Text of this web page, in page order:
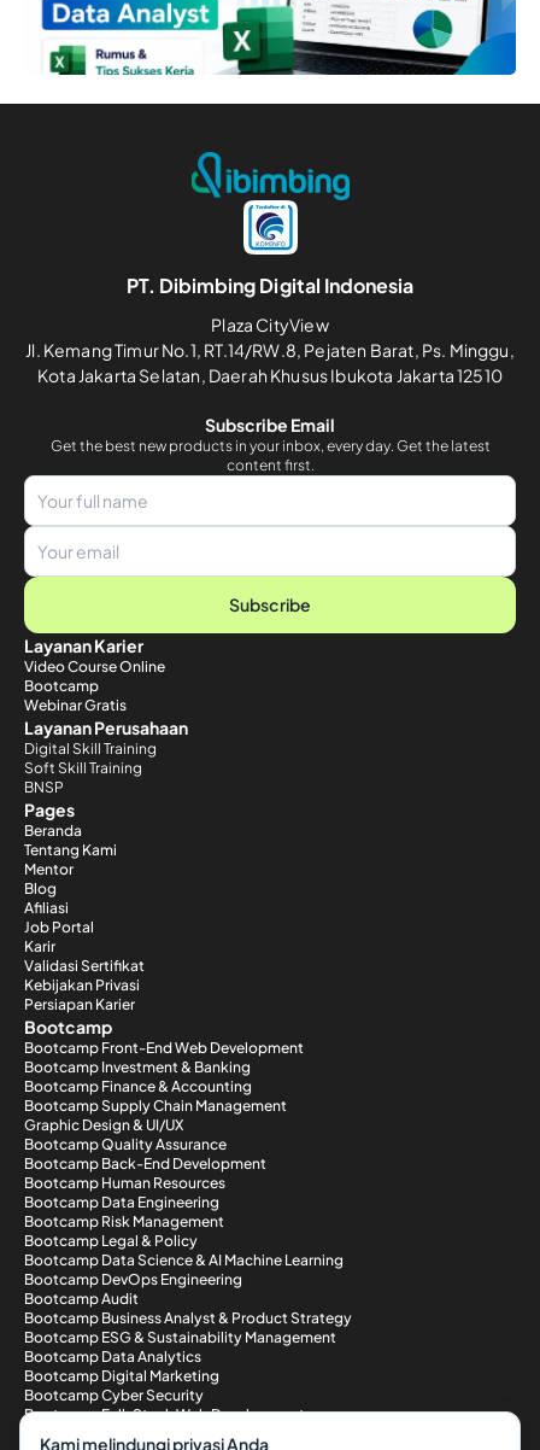
PT. Dibimbing Digital Indonesia
Plaza CityView
Jl. Kemang Timur No.1, RT.14/RW.8, Pejaten Barat, Ps. Minggu,
Kota Jakarta Selatan, Daerah Khusus Ibukota Jakarta 12510
Subscribe Email
Get the best new products in your inbox, every day. Get the latest
content first.
Subscribe
Layanan Karier
Video Course Online
Bootcamp
Webinar Gratis
Layanan Perusahaan
Digital Skill Training
Soft Skill Training
BNSP
Pages
Beranda
Tentang Kami
Mentor
Blog
Afiliasi
Job Portal
Karir
Validasi Sertifikat
Kebijakan Privasi
Persiapan Karier
Bootcamp
Bootcamp Front-End Web Development
Bootcamp Investment & Banking
Bootcamp Finance & Accounting
Bootcamp Supply Chain Management
Graphic Design & UI/UX
Bootcamp Quality Assurance
Bootcamp Back-End Development
Bootcamp Human Resources
Bootcamp Data Engineering
Bootcamp Risk Management
Bootcamp Legal & Policy
Bootcamp Data Science & AI Machine Learning
Bootcamp DevOps Engineering
Bootcamp Audit
Bootcamp Business Analyst & Product Strategy
Bootcamp ESG & Sustainability Management
Bootcamp Data Analytics
Bootcamp Digital Marketing
Bootcamp Cyber Security
Bootcamp Full-Stack Web Development
Metode Pembayaran
Kami melindungi privasi Anda